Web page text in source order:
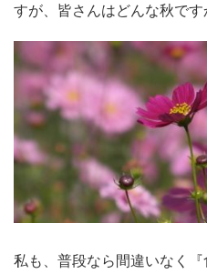
すが、皆さんはどんな秋で
私も、普段なら間違いなく